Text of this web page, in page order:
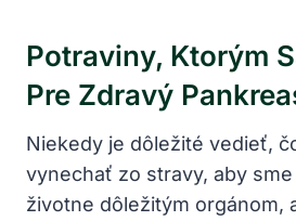
Potraviny, Ktorým
Pre⁣ Zdravý⁤
Niekedy⁣ je dôležité vedieť,
vynechať ​zo stravy, aby
životne dôležitým orgánom,